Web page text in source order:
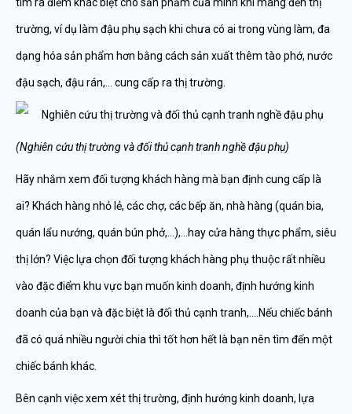
trường, ví dụ làm đậu phụ sạch khi chưa có ai trong vùng làm, đa
dạng hóa sản phẩm hơn bằng cách sản xuất thêm tào phớ, nước
đậu sạch, đậu rán,… cung cấp ra thị trường.
(Nghiên cứu thị trường và đối thủ cạnh tranh nghề đậu phụ)
Hãy nhắm xem đối tượng khách hàng mà bạn định cung cấp là
ai? Khách hàng nhỏ lẻ, các chợ, các bếp ăn, nhà hàng (quán bia,
quán lẩu nướng, quán bún phở,…),…hay cửa hàng thực phẩm, siêu
thị lớn? Việc lựa chọn đối tượng khách hàng phụ thuộc rất nhiều
vào đặc điểm khu vực bạn muốn kinh doanh, định hướng kinh
doanh của bạn và đặc biệt là đối thủ cạnh tranh,….Nếu chiếc bánh
đã có quá nhiều người chia thì tốt hơn hết là bạn nên tìm đến một
chiếc bánh khác.
Bên cạnh việc xem xét thị trường, định hướng kinh doanh, lựa